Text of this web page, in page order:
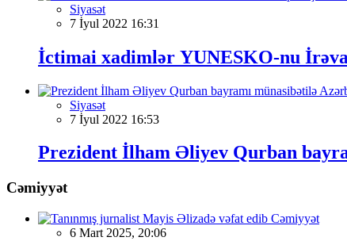
Siyasət
7 İyul 2022 16:31
İctimai xadimlər YUNESKO-nu
Siyasət
7 İyul 2022 16:53
Prezident İlham Əliyev Qurban
Cəmiyyət
Cəmiyyət
6 Mart 2025, 20:06